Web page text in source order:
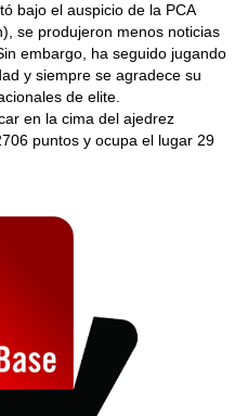
bajo el auspicio de la PCA
se produjeron menos noticias
embargo, ha seguido jugando
y siempre se agradece su
de elite.
en la cima del ajedrez
puntos y ocupa el lugar 29